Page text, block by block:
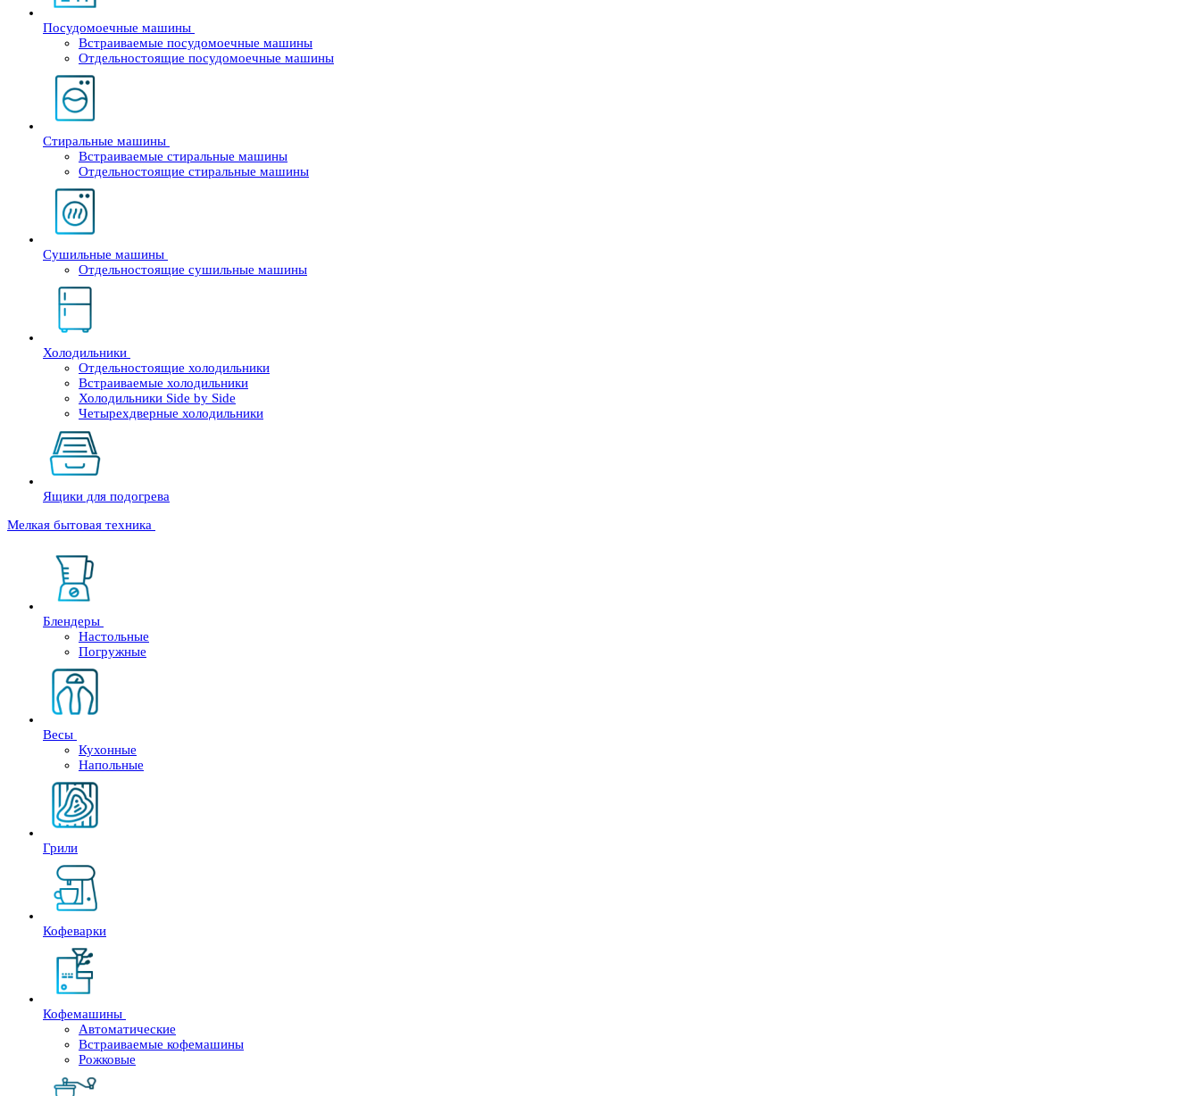
Посудомоечные машины
Встраиваемые посудомоечные машины
Отдельностоящие посудомоечные машины
Стиральные машины
Встраиваемые стиральные машины
Отдельностоящие стиральные машины
Сушильные машины
Отдельностоящие сушильные машины
Холодильники
Отдельностоящие холодильники
Встраиваемые холодильники
Холодильники Side by Side
Четырехдверные холодильники
Ящики для подогрева
Мелкая бытовая техника
Блендеры
Настольные
Погружные
Весы
Кухонные
Напольные
Грили
Кофеварки
Кофемашины
Автоматические
Встраиваемые кофемашины
Рожковые